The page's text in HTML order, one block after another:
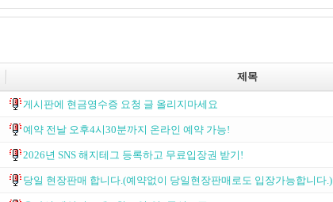
제목
게시판에 현금영수증 요청 글 올리지마세요
예약 전날 오후4시30분까지 온라인 예약 가능!
2026년 SNS 해지테그 등록하고 무료입장권 받기!
당일 현장판매 합니다.(예약없이 당일현장판매로도 입장가능합니다.)